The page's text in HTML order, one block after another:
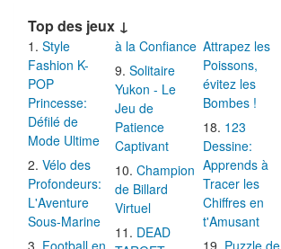
Top des jeux ↓
Style
Fashion K-
POP
Princesse:
Défilé de
Mode Ultime
Vélo des
Profondeurs:
L'Aventure
Sous-Marine
à la Confiance
Solitaire
Yukon - Le
Jeu de
Patience
Captivant
Champion
de Billard
Virtuel
DEAD
Attrapez les
Poissons,
évitez les
Bombes !
123
Dessine:
Apprends à
Tracer les
Chiffres en
t'Amusant